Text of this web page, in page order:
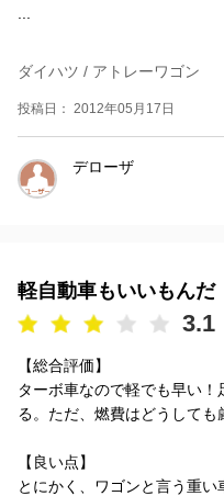
ダイハツ / アトレーワゴン
投稿日： 2012年05月17日
デローザ
軽自動車もいいもんだ
3.1
【総合評価】
ターボ車なので軽でも早い
る。ただ、燃費はどうしても
【良い点】
とにかく、ワゴンと言う重